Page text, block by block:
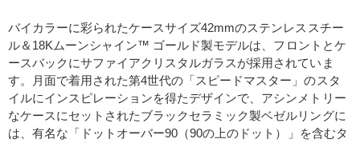
バイカラーに彩られたケースサイズ42mmのステンレススチー
ル＆18Kムーンシャイン™ ゴールド製モデルは、フロントとケ
ースバックにサファイアクリスタルガラスが採用されていま
す。月面で着用された第4世代の「スピードマスター」のスタ
イルにインスピレーションを得たデザインで、アシンメトリー
なケースにセットされたブラックセラミック製ベゼルリングに
は、有名な「ドットオーバー90（90の上のドット）」を含むタ